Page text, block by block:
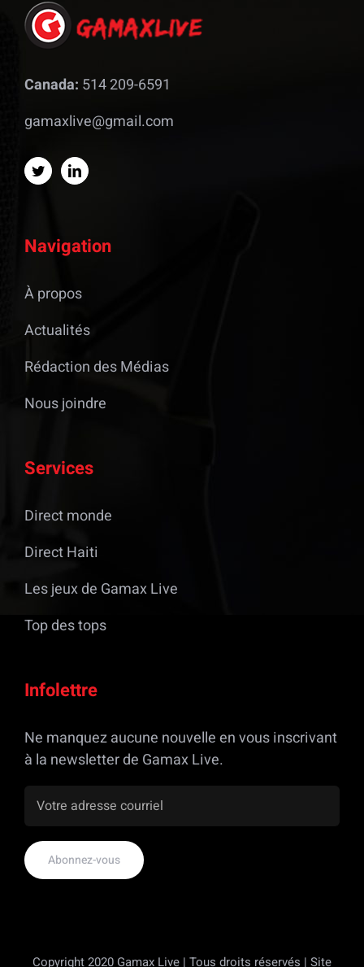
Canada: 514 209-6591
gamaxlive@gmail.com
Navigation
À propos
Actualités
Rédaction des Médias
Nous joindre
Services
Direct monde
Direct Haiti
Les jeux de Gamax Live
Top des tops
Infolettre
Ne manquez aucune nouvelle en vous inscrivant
à la newsletter de Gamax Live.
Copyright 2020 Gamax Live | Tous droits réservés | Site